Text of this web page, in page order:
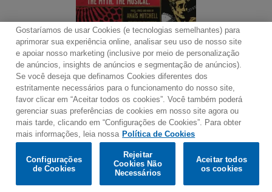
Contato Boletim de Notícias
Termos de Uso
Política de Privacidade
Mapa do Site
Política de Cookies
Configurações de Cookies
© 2025 Parlophone Records Limited. All rights reserved.
Would you prefer to visit our website in English?
Confirm
Gostaríamos de usar Cookies (e tecnologias semelhantes) para
aprimorar sua experiência online, analisar seu uso de nosso site
e apoiar nosso marketing (inclusive por meio de personalização
de anúncios, insights de anúncios e segmentação de anúncios).
Se você deseja que definamos Cookies diferentes dos
estritamente necessários para o funcionamento do nosso site,
favor clicar em “Aceitar todos os cookies”. Você também poderá
gerenciar suas preferências de cookies em nosso site agora ou
mais tarde, clicando em “Configurações de Cookies”. Para obter
mais informações, leia nossa Política de Cookies
Configurações
de Cookies
Rejeitar
Cookies Não
Necessários
Aceitar todos
os cookies